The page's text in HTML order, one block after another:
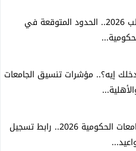
تنسيق الطب 2026.. الحدود المتوقعة في
إيه؟.. مؤشرات تنسيق الجامعات
تنسيق الجامعات الحكومية 2026.. رابط تسجيل